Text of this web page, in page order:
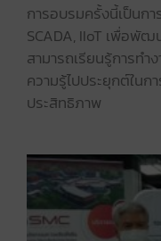
การอบรมครั้งนี้เป็นกา
SCADA, IIoT เพื่อพั
สามารถเรียนรู้การทำ
ความรู้ไปประยุกต์ในก
ประสิทธิภาพ